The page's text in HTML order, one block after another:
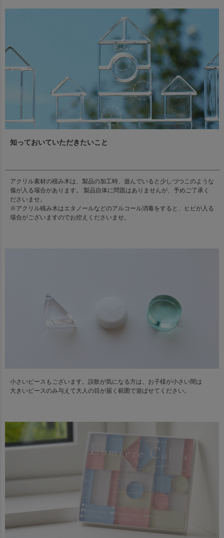
知っておいていただきたいこと
アクリル素材の積み木は、製品の加工時、遊んでいると少しづつこのような
傷が入る場合があります。 製品自体に問題はありませんが、予めご了承く
ださいませ。
※アクリル積み木はエタノールなどのアルコール消毒をすると、ヒビが入る
場合がございますのでお控えくださいませ。
小さいピースもございます。誤飲が気になる方は、お子様が小さい間は
大きいピースのみ与えて大人の目が届く範囲で遊ばせてください。